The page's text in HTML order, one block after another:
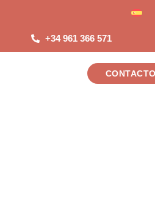
contenido
+34 961 366 571
CONTACTO